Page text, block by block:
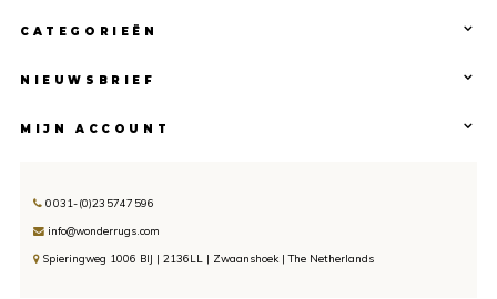
CATEGORIEËN
NIEUWSBRIEF
MIJN ACCOUNT
0031-(0)235747596
info@wonderrugs.com
Spieringweg 1006 BIJ | 2136LL | Zwaanshoek | The Netherlands